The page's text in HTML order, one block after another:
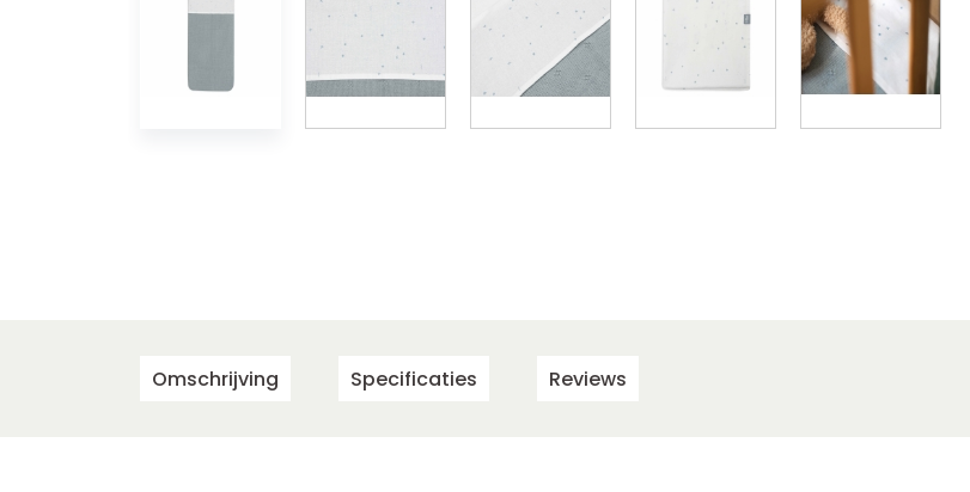
Omschrijving Specificaties Reviews